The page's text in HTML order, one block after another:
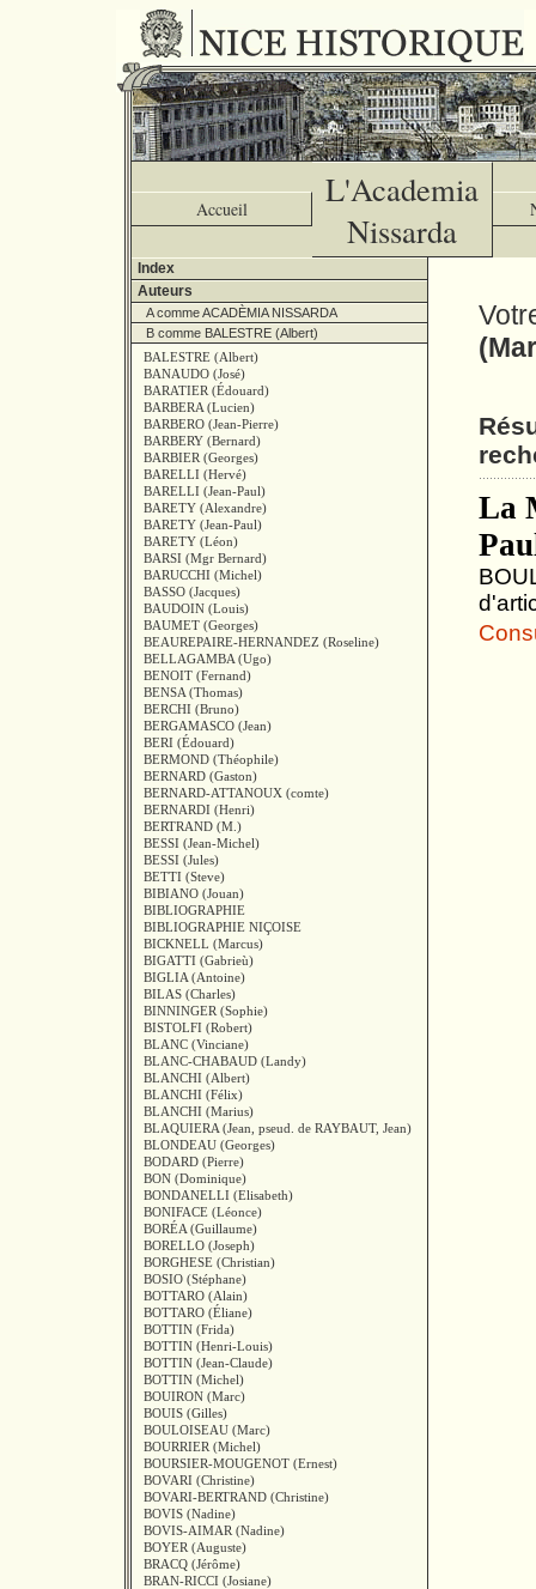
Accueil
L'Academia
Nissarda
Index
Auteurs
A comme ACADÈMIA NISSARDA
B comme BALESTRE (Albert)
BALESTRE (Albert)
BANAUDO (José)
BARATIER (Édouard)
BARBERA (Lucien)
BARBERO (Jean-Pierre)
BARBERY (Bernard)
BARBIER (Georges)
BARELLI (Hervé)
BARELLI (Jean-Paul)
BARETY (Alexandre)
BARETY (Jean-Paul)
BARETY (Léon)
BARSI (Mgr Bernard)
BARUCCHI (Michel)
BASSO (Jacques)
BAUDOIN (Louis)
BAUMET (Georges)
BEAUREPAIRE-HERNANDEZ (Roseline)
BELLAGAMBA (Ugo)
BENOIT (Fernand)
BENSA (Thomas)
BERCHI (Bruno)
BERGAMASCO (Jean)
BERI (Édouard)
BERMOND (Théophile)
BERNARD (Gaston)
BERNARD-ATTANOUX (comte)
BERNARDI (Henri)
BERTRAND (M.)
BESSI (Jean-Michel)
BESSI (Jules)
BETTI (Steve)
BIBIANO (Jouan)
BIBLIOGRAPHIE
BIBLIOGRAPHIE NIÇOISE
BICKNELL (Marcus)
BIGATTI (Gabrieù)
BIGLIA (Antoine)
BILAS (Charles)
BINNINGER (Sophie)
BISTOLFI (Robert)
BLANC (Vinciane)
BLANC-CHABAUD (Landy)
BLANCHI (Albert)
BLANCHI (Félix)
BLANCHI (Marius)
BLAQUIERA (Jean, pseud. de RAYBAUT, Jean)
BLONDEAU (Georges)
BODARD (Pierre)
BON (Dominique)
BONDANELLI (Elisabeth)
BONIFACE (Léonce)
BORÉA (Guillaume)
BORELLO (Joseph)
BORGHESE (Christian)
BOSIO (Stéphane)
BOTTARO (Alain)
BOTTARO (Éliane)
BOTTIN (Frida)
BOTTIN (Henri-Louis)
BOTTIN (Jean-Claude)
BOTTIN (Michel)
BOUIRON (Marc)
BOUIS (Gilles)
BOULOISEAU (Marc)
BOURRIER (Michel)
BOURSIER-MOUGENOT (Ernest)
BOVARI (Christine)
BOVARI-BERTRAND (Christine)
BOVIS (Nadine)
BOVIS-AIMAR (Nadine)
BOYER (Auguste)
BRACQ (Jérôme)
BRAN-RICCI (Josiane)
La